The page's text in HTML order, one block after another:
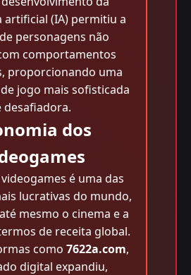
artificial (IA) permitiu a
personagens não
comportamentos
proporcionando uma
jogo mais sofisticada
desafiadora.
dos
é uma das
lucrativas do mundo,
mesmo o cinema e a
de receita global.
como 7622a.com,
digital expandiu,